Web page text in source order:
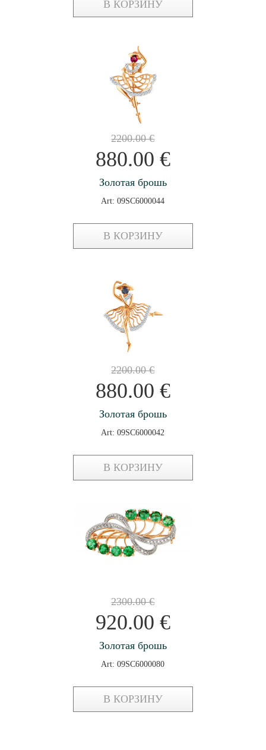
В КОРЗИНУ
2200.00€
880.00 €
Золотая брошь
Art: 09SC6000044
В КОРЗИНУ
2200.00€
880.00 €
Золотая брошь
Art: 09SC6000042
В КОРЗИНУ
2300.00€
920.00 €
Золотая брошь
Art: 09SC6000080
В КОРЗИНУ